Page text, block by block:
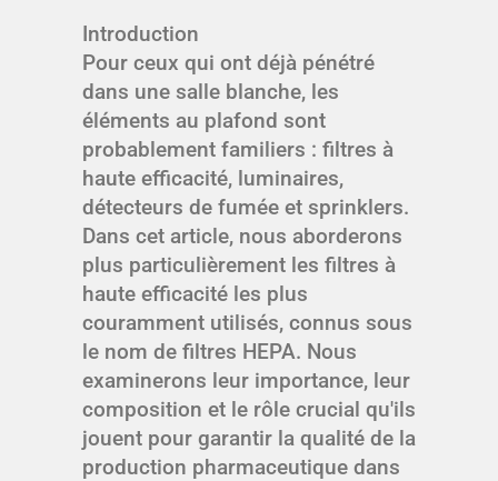
Introduction
Pour ceux qui ont déjà pénétré
dans une salle blanche, les
éléments au plafond sont
probablement familiers : filtres à
haute efficacité, luminaires,
détecteurs de fumée et sprinklers.
Dans cet article, nous aborderons
plus particulièrement les filtres à
haute efficacité les plus
couramment utilisés, connus sous
le nom de filtres HEPA. Nous
examinerons leur importance, leur
composition et le rôle crucial qu'ils
jouent pour garantir la qualité de la
production pharmaceutique dans